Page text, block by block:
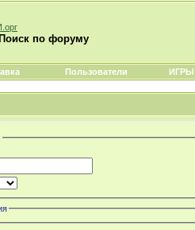
Поиск по форуму
Пользователи ИГРЫ